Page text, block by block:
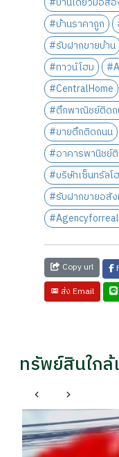
#บ้านราคาถูก
#รับฝากขายบ้าน
#ทาวน์โฮม
#CentralHome
#ตึกพาณิชย์ติดถ
#ขายตึกติดถนน
#อาคารพานิชย์
#บริษัทเซ็นทรัล
#รับฝากขายอสั
Copy url
ส่ง Email
ทรัพย์สินใกล้